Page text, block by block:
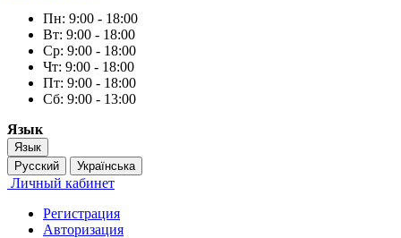
Пн: 9:00 - 18:00
Вт: 9:00 - 18:00
Ср: 9:00 - 18:00
Чт: 9:00 - 18:00
Пт: 9:00 - 18:00
Сб: 9:00 - 13:00
Язык
Язык
Русский
Українська
Личный кабинет
Регистрация
Авторизация